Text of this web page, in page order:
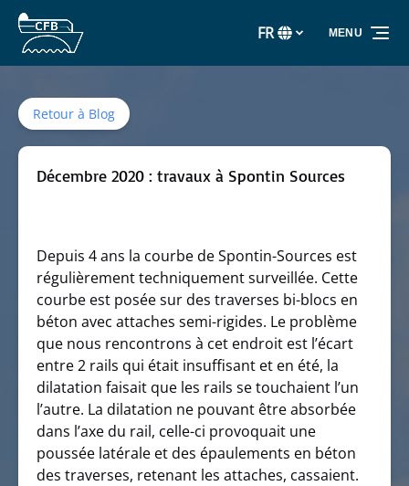
Aller à la navigation principale
Aller au contenu
Aller au pied de page
Sélectionnez
votre
FR MENU
Retour à Blog
Décembre 2020 : travaux à Spontin Sources
Depuis 4 ans la courbe de Spontin-Sources est
régulièrement techniquement surveillée. Cette
courbe est posée sur des traverses bi-blocs en
béton avec attaches semi-rigides. Le problème
que nous rencontrons à cet endroit est l’écart
entre 2 rails qui était insuffisant et en été, la
dilatation faisait que les rails se touchaient l’un
l’autre. La dilatation ne pouvant être absorbée
dans l’axe du rail, celle-ci provoquait une
poussée latérale et des épaulements en béton
des traverses, retenant les attaches, cassaient.